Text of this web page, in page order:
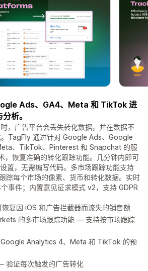
Ads、GA4、Meta 和 TikTok 进
析。
，广告平台会丢失转化数据，并在数据不
TagFly 通过针对 Google Ads、Google
、TikTok、Pinterest 和 Snapchat 的服
，恢复准确的转化跟踪功能。几分钟内即可
置，无需编写代码。多市场跟踪功能支持
踪每个市场的像素、货币和转化数据。实时
事件；内置意见征求模式 v2，支持 GDPR
复因 iOS 和广告拦截器而流失的销售额
的多市场跟踪功能 — 支持按市场跟踪
Analytics 4、Meta 和 TikTok 的预
验证每次触发的广告转化